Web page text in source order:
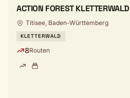
ACTION FOREST KLETTERWALD
Titisee, Baden-Württemberg
KLETTERWALD
8Routen